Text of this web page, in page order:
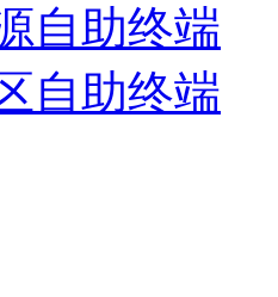
自助终端
自助终端